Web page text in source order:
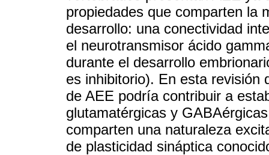
propiedades que comparten la
desarrollo: una conectividad
el neurotransmisor ácido
durante el desarrollo
es inhibitorio). En esta revisión
de AEE podría contribuir a
glutamatérgicas y
comparten una naturaleza
de plasticidad sináptica